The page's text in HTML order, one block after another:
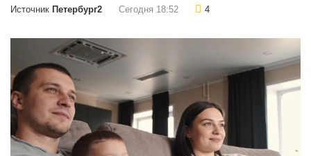
Источник Петербург2 Сегодня 18:52 4